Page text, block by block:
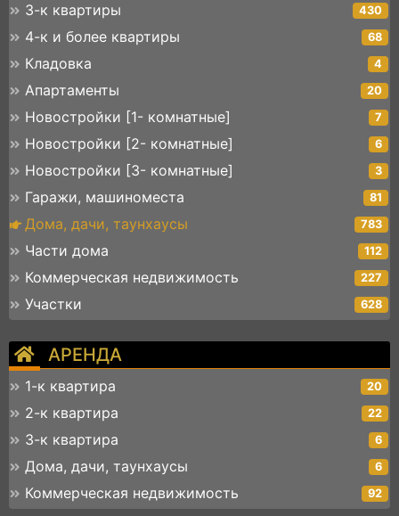
3-к квартиры 430
4-к и более квартиры 68
Кладовка 4
Апартаменты 20
Новостройки [1- комнатные] 7
Новостройки [2- комнатные] 6
Новостройки [3- комнатные] 3
Гаражи, машиноместа 81
Дома, дачи, таунхаусы 783
Части дома 112
Коммерческая недвижимость 227
Участки 628
АРЕНДА
1-к квартира 20
2-к квартира 22
3-к квартира 6
Дома, дачи, таунхаусы 6
Коммерческая недвижимость 92